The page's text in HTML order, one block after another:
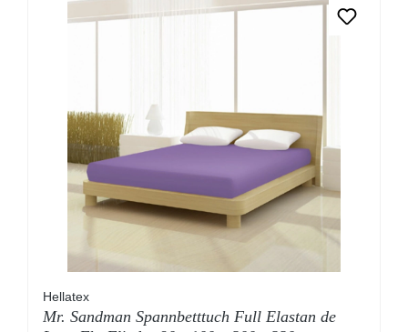
Hellatex
Mr. Sandman Spannbetttuch Full Elastan de